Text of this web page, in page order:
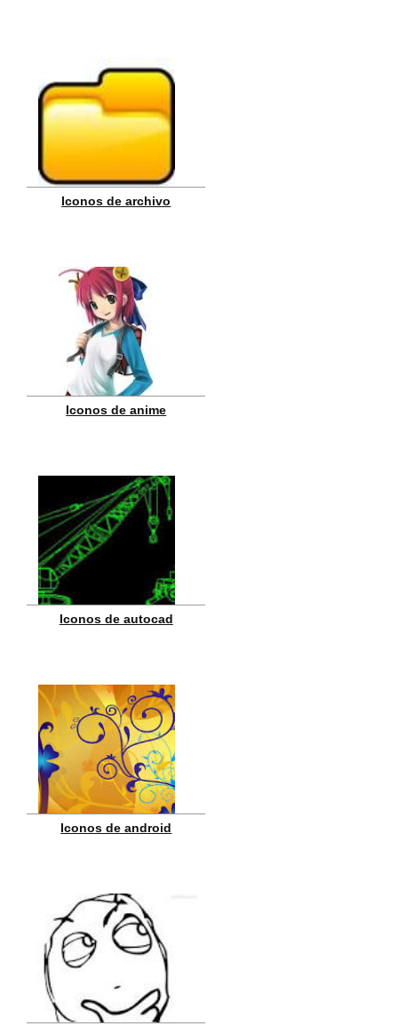
Iconos de archivo
Iconos de anime
Iconos de autocad
Iconos de android